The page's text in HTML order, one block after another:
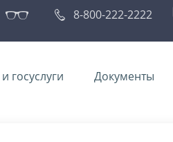
8-800-222-2222
госуслуги Документы